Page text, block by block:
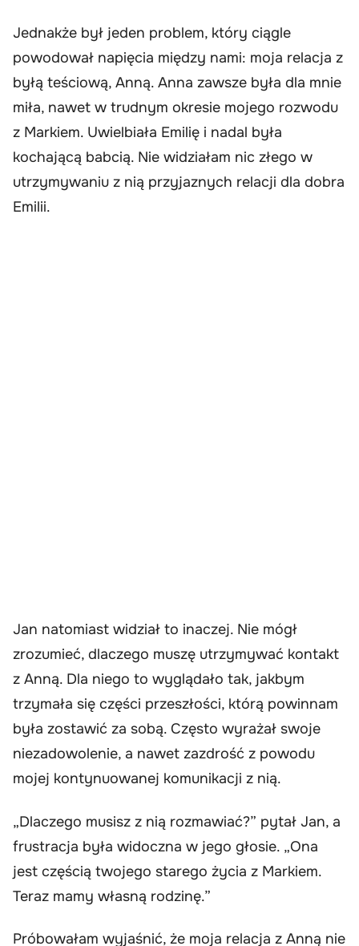
Jednakże był jeden problem, który ciągle
powodował napięcia między nami: moja relacja z
byłą teściową, Anną. Anna zawsze była dla mnie
miła, nawet w trudnym okresie mojego rozwodu
z Markiem. Uwielbiała Emilię i nadal była
kochającą babcią. Nie widziałam nic złego w
utrzymywaniu z nią przyjaznych relacji dla dobra
Emilii.
Jan natomiast widział to inaczej. Nie mógł
zrozumieć, dlaczego muszę utrzymywać kontakt
z Anną. Dla niego to wyglądało tak, jakbym
trzymała się części przeszłości, którą powinnam
była zostawić za sobą. Często wyrażał swoje
niezadowolenie, a nawet zazdrość z powodu
mojej kontynuowanej komunikacji z nią.
„Dlaczego musisz z nią rozmawiać?” pytał Jan, a
frustracja była widoczna w jego głosie. „Ona
jest częścią twojego starego życia z Markiem.
Teraz mamy własną rodzinę.”
Próbowałam wyjaśnić, że moja relacja z Anną nie